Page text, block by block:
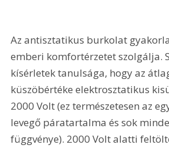
Az antisztatikus burkolat
emberi komfortérzetet szolgálja.
kísérletek tanulsága, hogy az
küszöbértéke elektrosztatikus
2000 Volt (ez természetesen az
levegő páratartalma és sok
függvénye). 2000 Volt alatti